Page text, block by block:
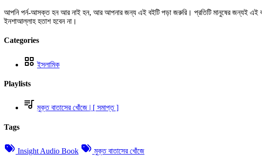
আপনি পর্ন-আসক্ত হন আর নাই হন, আর আপনার জন্য এই বইটি পড়া জরুরি। প্রতিটি মানুষের জন্যই এই
ইনশাআল্লাহ হতাশ হবেন না।
Categories
ইসলামিক
Playlists
মুক্ত বাতাসের খোঁজে | [ সমাপ্ত ]
Tags
Insight Audio Book মুক্ত বাতাসের খোঁজে